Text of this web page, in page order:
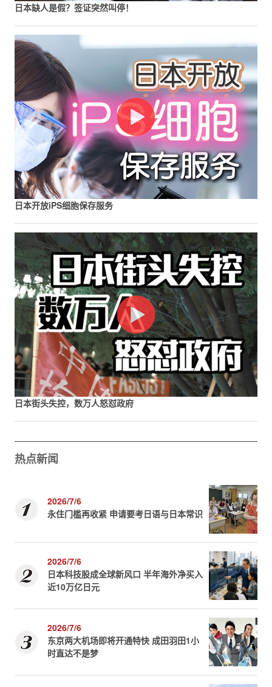
日本缺人是假？签证突然叫停！
日本开放iPS细胞保存服务
日本街头失控，数万人怒怼政府
热点新闻
2026/7/6
永住门槛再收紧 申请要考日语与日本常识
2026/7/6
日本科技股成全球新风口 半年海外净买入
近10万亿日元
2026/7/6
东京两大机场即将开通特快 成田羽田1小
时直达不是梦